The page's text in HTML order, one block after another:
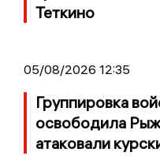
Теткино
05/08/2026 12:35
Группировка
освободила
атаковали